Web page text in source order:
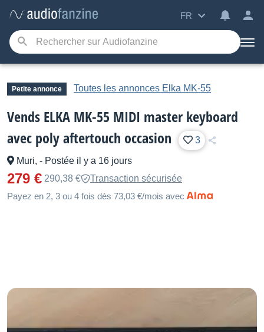
FR
Petite annonce Toutes les annonces Elka MK-55
Vends ELKA MK-55 MIDI master keyboard
avec poly aftertouch occasion
3
Muri, - Postée il y a 16 jours
279 € 290,38 €
Transaction sécurisée
Payez en 2, 3 ou 4 fois dès 73,03 €/mois avec